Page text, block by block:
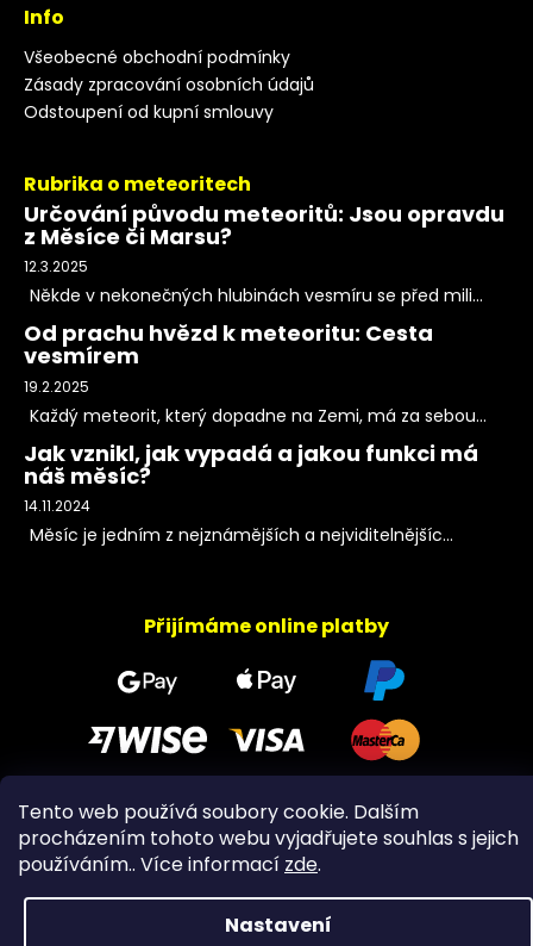
Tento web používá soubory cookie. Dalším
procházením tohoto webu vyjadřujete souhlas s jejich
používáním.. Více informací zde.
Nastavení
Info
Všeobecné obchodní podmínky
Zásady zpracování osobních údajů
Odstoupení od kupní smlouvy
Rubrika o meteoritech
Určování původu meteoritů: Jsou opravdu
z Měsíce či Marsu?
12.3.2025
Někde v nekonečných hlubinách vesmíru se před mili...
Od prachu hvězd k meteoritu: Cesta
vesmírem
19.2.2025
Každý meteorit, který dopadne na Zemi, má za sebou...
Jak vznikl, jak vypadá a jakou funkci má
náš měsíc?
14.11.2024
Měsíc je jedním z nejznámějších a nejviditelnějšíc...
Přijímáme online platby
Copyright 2026PeltramMinerals. Všechna práva
vyhrazena.